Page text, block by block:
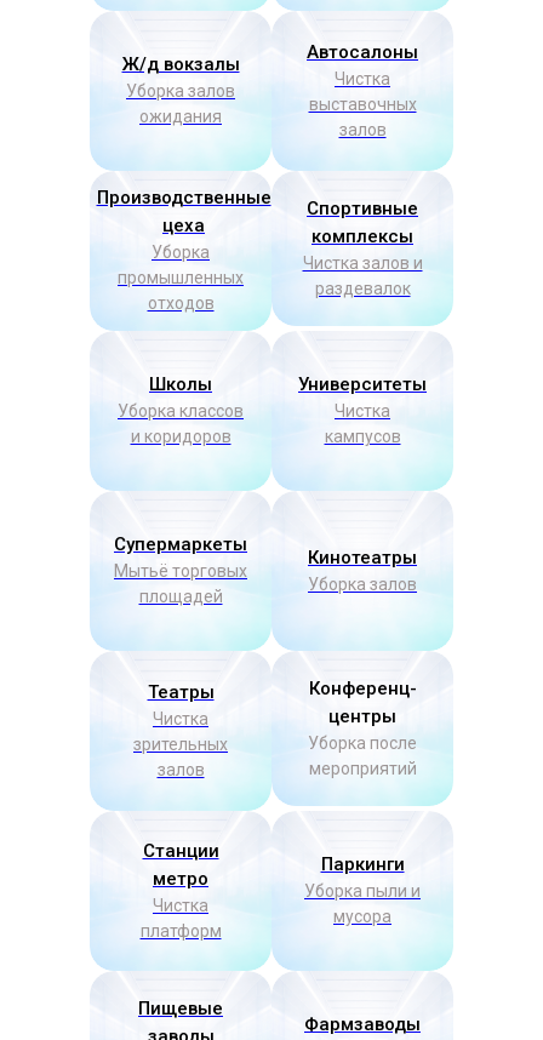
Ж/д вокзалы
Уборка залов
ожидания
Автосалоны
Чистка
выставочных
залов
Производственные
цеха
Уборка
промышленных
отходов
Спортивные
комплексы
Чистка залов и
раздевалок
Школы
Уборка классов
и коридоров
Университеты
Чистка
кампусов
Супермаркеты
Мытьё торговых
площадей
Кинотеатры
Уборка залов
Театры
Чистка
зрительных
залов
Конференц-
центры
Уборка после
мероприятий
Станции
метро
Чистка
платформ
Паркинги
Уборка пыли и
мусора
Пищевые
Фармзаводы